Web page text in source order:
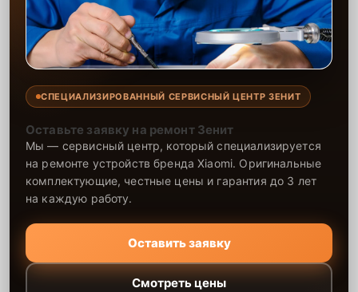
СПЕЦИАЛИЗИРОВАННЫЙ СЕРВИСНЫЙ ЦЕНТР ЗЕНИТ
Оставьте заявку на ремонт Зенит
Мы — сервисный центр, который специализируется
на ремонте устройств бренда Xiaomi. Оригинальные
комплектующие, честные цены и гарантия до 3 лет
на каждую работу.
Оставить заявку
Смотреть цены